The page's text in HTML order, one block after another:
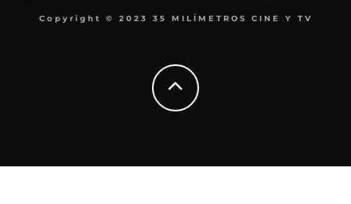
Copyright © 2023 35 MILÍMETROS CINE Y TV